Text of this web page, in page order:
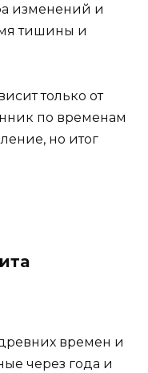
изменений и
тишины и
только от
по временам
но итог
времен и
через года и